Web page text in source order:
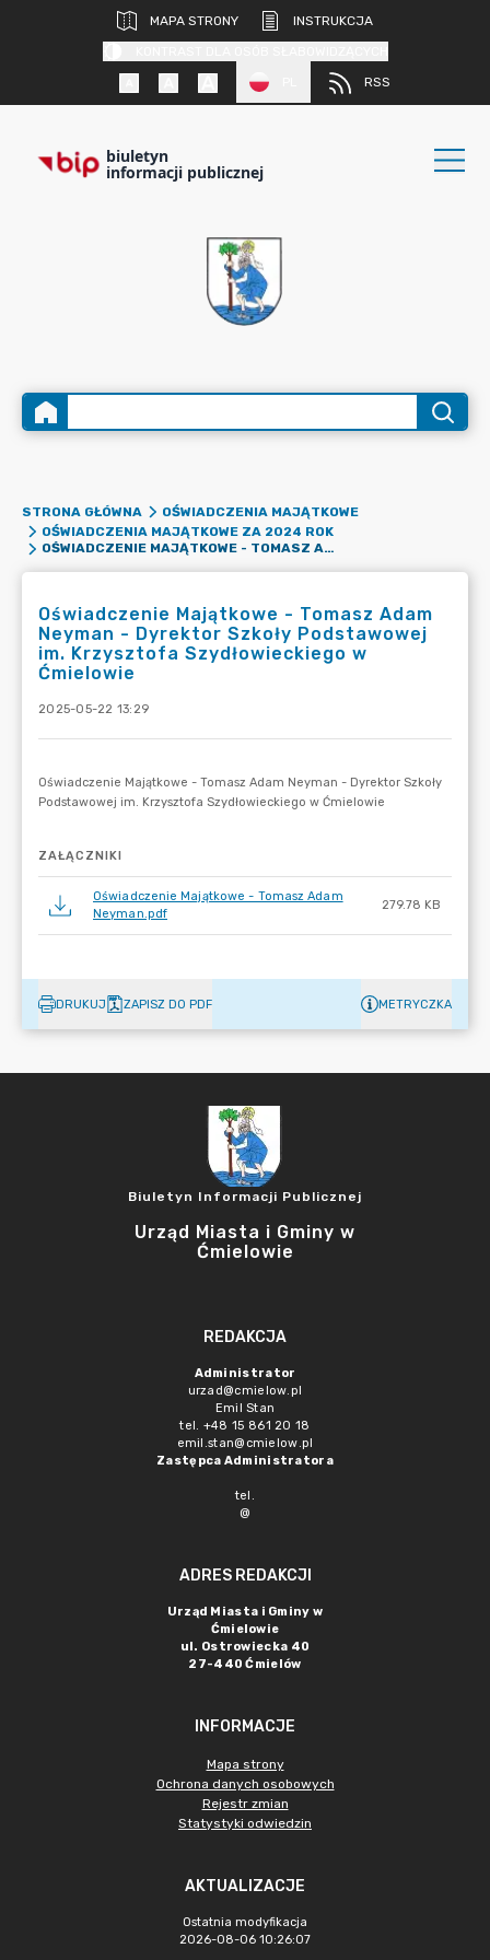
MAPA STRONY
INSTRUKCJA
RSS
biuletyn
informacji publicznej
STRONA GŁÓWNA
OŚWIADCZENIA MAJĄTKOWE
OŚWIADCZENIA MAJĄTKOWE ZA 2024 ROK
OŚWIADCZENIE MAJĄTKOWE - TOMASZ ADAM NEYMAN - DYREKTOR SZKOŁY PODSTAWOWEJ IM. KRZYSZTOFA SZYDŁOWIECKIEGO W ĆMIELOWIE
Oświadczenie Majątkowe - Tomasz Adam
Neyman - Dyrektor Szkoły Podstawowej
im. Krzysztofa Szydłowieckiego w
Ćmielowie
2025-05-22 13:29
ZAŁĄCZNIKI
Oświadczenie Majątkowe - Tomasz Adam
Neyman.pdf
279.78 KB
DRUKUJ ZAPISZ DO PDF METRYCZKA
Biuletyn Informacji Publicznej
Urząd Miasta i Gminy w
Ćmielowie
REDAKCJA
Administrator
urzad@cmielow.pl
Emil Stan
tel. +48 15 861 20 18
emil.stan@cmielow.pl
Zastępca Administratora
tel.
@
ADRES REDAKCJI
Urząd Miasta i Gminy w
Ćmielowie
ul. Ostrowiecka 40
27-440 Ćmielów
INFORMACJE
Mapa strony
Ochrona danych osobowych
Rejestr zmian
Statystyki odwiedzin
AKTUALIZACJE
Ostatnia modyfikacja
2026-08-06 10:26:07